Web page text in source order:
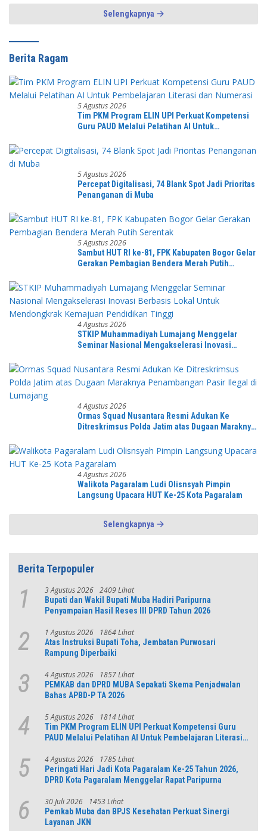
Selengkapnya
Berita Ragam
5 Agustus 2026
Tim PKM Program ELIN UPI Perkuat Kompetensi
Guru PAUD Melalui Pelatihan AI Untuk
5 Agustus 2026
Percepat Digitalisasi, 74 Blank Spot Jadi Prioritas
Penanganan di Muba
5 Agustus 2026
Sambut HUT RI ke-81, FPK Kabupaten Bogor Gelar
Gerakan Pembagian Bendera Merah Putih
4 Agustus 2026
STKIP Muhammadiyah Lumajang Menggelar
Seminar Nasional Mengakselerasi Inovasi
Pendidikan Tinggi
4 Agustus 2026
Ormas Squad Nusantara Resmi Adukan Ke
Ditreskrimsus Polda Jatim atas Dugaan Maraknya
4 Agustus 2026
Walikota Pagaralam Ludi Olisnsyah Pimpin
Langsung Upacara HUT Ke-25 Kota Pagaralam
Selengkapnya
Berita Terpopuler
1 3 Agustus 2026 2409 Lihat
Bupati dan Wakil Bupati Muba Hadiri Paripurna
Penyampaian Hasil Reses III DPRD Tahun 2026
2 1 Agustus 2026 1864 Lihat
Atas Instruksi Bupati Toha, Jembatan Purwosari
Rampung Diperbaiki
3 4 Agustus 2026 1857 Lihat
PEMKAB dan DPRD MUBA Sepakati Skema Penjadwalan
Bahas APBD-P TA 2026
4 5 Agustus 2026 1814 Lihat
Tim PKM Program ELIN UPI Perkuat Kompetensi Guru
PAUD Melalui Pelatihan AI Untuk Pembelajaran Literasi
5 4 Agustus 2026 1785 Lihat
Peringati Hari Jadi Kota Pagaralam Ke-25 Tahun 2026,
DPRD Kota Pagaralam Menggelar Rapat Paripurna
6 30 Juli 2026 1453 Lihat
Pemkab Muba dan BPJS Kesehatan Perkuat Sinergi
Layanan JKN